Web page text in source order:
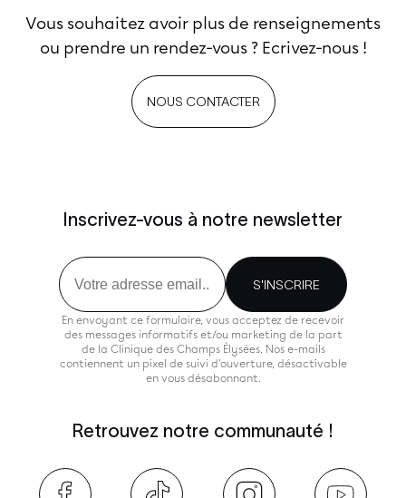
Vous souhaitez avoir plus de renseignements
ou prendre un rendez-vous ? Ecrivez-nous !
NOUS CONTACTER
Inscrivez-vous à notre newsletter
Email
S'INSCRIRE
En envoyant ce formulaire, vous acceptez de recevoir
des messages informatifs et/ou marketing de la part
de la Clinique des Champs Élysées. Nos e-mails
contiennent un pixel de suivi d'ouverture, désactivable
en vous désabonnant.
Retrouvez notre communauté !